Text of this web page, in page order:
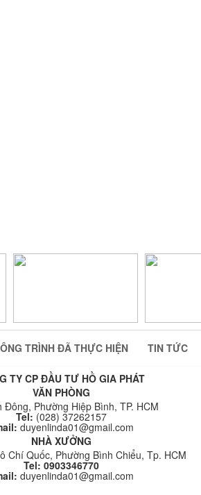
TRÌNH ĐÃ THỰC HIỆN TIN TỨC
TY CP ĐẦU TƯ HỒ GIA PHÁT
VĂN PHÒNG
Đông, Phường Hiệp Bình, TP. HCM
Tel: (028) 37262157
duyenlinda01@gmail.com
NHÀ XƯỞNG
Chí Quốc, Phường Bình Chiểu, Tp. HCM
Tel: 0903346770
duyenlinda01@gmail.com